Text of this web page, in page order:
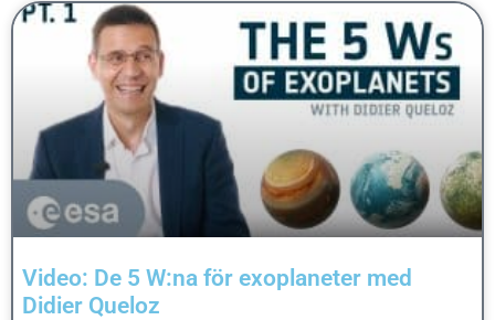
Video: De 5 W:na för exoplaneter med
Didier Queloz